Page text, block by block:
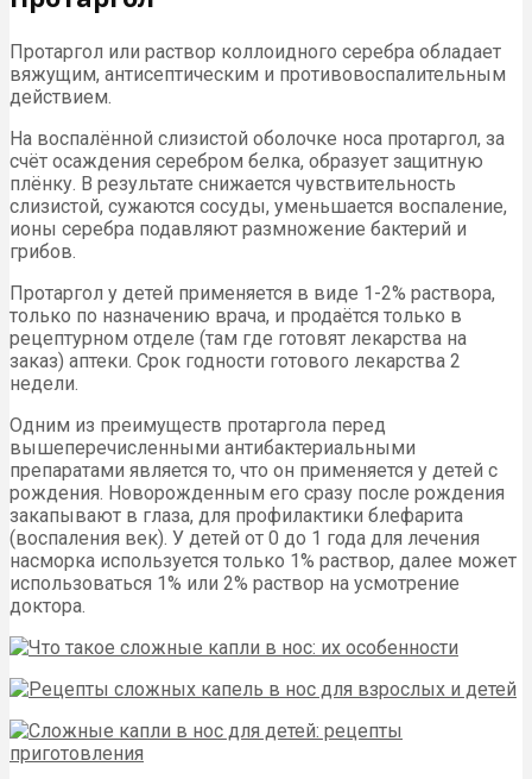
Протаргол или раствор коллоидного серебра обладает
вяжущим, антисептическим и противовоспалительным
действием.
На воспалённой слизистой оболочке носа протаргол, за
счёт осаждения серебром белка, образует защитную
плёнку. В результате снижается чувствительность
слизистой, сужаются сосуды, уменьшается воспаление,
ионы серебра подавляют размножение бактерий и
грибов.
Протаргол у детей применяется в виде 1-2% раствора,
только по назначению врача, и продаётся только в
рецептурном отделе (там где готовят лекарства на
заказ) аптеки. Срок годности готового лекарства 2
недели.
Одним из преимуществ протаргола перед
вышеперечисленными антибактериальными
препаратами является то, что он применяется у детей с
рождения. Новорожденным его сразу после рождения
закапывают в глаза, для профилактики блефарита
(воспаления век). У детей от 0 до 1 года для лечения
насморка используется только 1% раствор, далее может
использоваться 1% или 2% раствор на усмотрение
доктора.